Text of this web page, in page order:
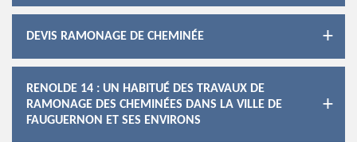
DEVIS RAMONAGE DE CHEMINÉE
RENOLDE 14 : UN HABITUÉ DES TRAVAUX DE
RAMONAGE DES CHEMINÉES DANS LA VILLE DE
FAUGUERNON ET SES ENVIRONS